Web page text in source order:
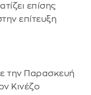
επίσης
επίτευξη
την Παρασκευή
Κινέζο